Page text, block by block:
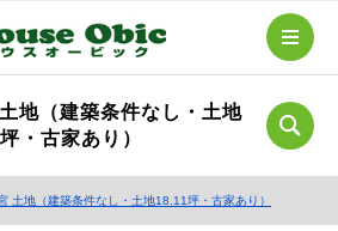
地（建築条件なし・土地
・古家あり）
土地（建築条件なし・土地18.11坪・古家あり）